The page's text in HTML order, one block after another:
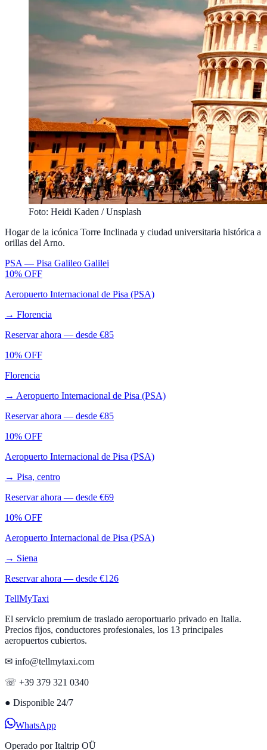
Foto: Heidi Kaden / Unsplash
Hogar de la icónica Torre Inclinada y ciudad universitaria histórica a
orillas del Arno.
PSA — Pisa Galileo Galilei
10% OFF
Aeropuerto Internacional de Pisa (PSA)
→ Florencia
Reservar ahora — desde €85
10% OFF
Florencia
→ Aeropuerto Internacional de Pisa (PSA)
Reservar ahora — desde €85
10% OFF
Aeropuerto Internacional de Pisa (PSA)
→ Pisa, centro
Reservar ahora — desde €69
10% OFF
Aeropuerto Internacional de Pisa (PSA)
→ Siena
Reservar ahora — desde €126
TellMyTaxi
El servicio premium de traslado aeroportuario privado en Italia.
Precios fijos, conductores profesionales, los 13 principales
aeropuertos cubiertos.
✉ info@tellmytaxi.com
☏ +39 379 321 0340
● Disponible 24/7
WhatsApp
Operado porItaltrip OÜ